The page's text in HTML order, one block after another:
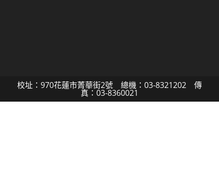
校址：970花蓮市菁華街2號 總機：03-8321202 傳
真：03-8360021